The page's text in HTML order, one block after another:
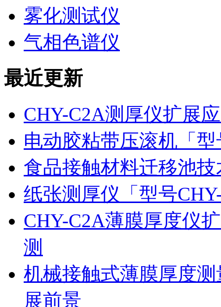
雾化测试仪
气相色谱仪
最近更新
CHY-C2A测厚仪扩展
电动胶粘带压滚机「
食品接触材料迁移池
纸张测厚仪「型号
CHY-C2A薄膜厚度仪
测
机械接触式薄膜厚度
展前景